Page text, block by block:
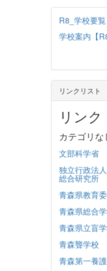
R8_学校要覧
学校案内【
リンクリスト
リンク
カテゴリな
文部科学省
独立行政法
総合研究所
青森県教育
青森県総合
青森県立盲
青森聾学校
青森第一養